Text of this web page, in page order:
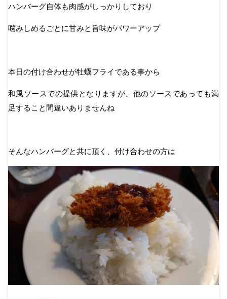
ハンバーグ自体も肉感がしっかりしており
噛みしめるごとに甘みと旨味がパワーアップ
本日の付け合わせが牡蠣フライである事から
和風ソースでの提供となりますが、他のソースであっても満
足すること間違いありませんね
そんなハンバーグと共に頂く、付け合わせの方は